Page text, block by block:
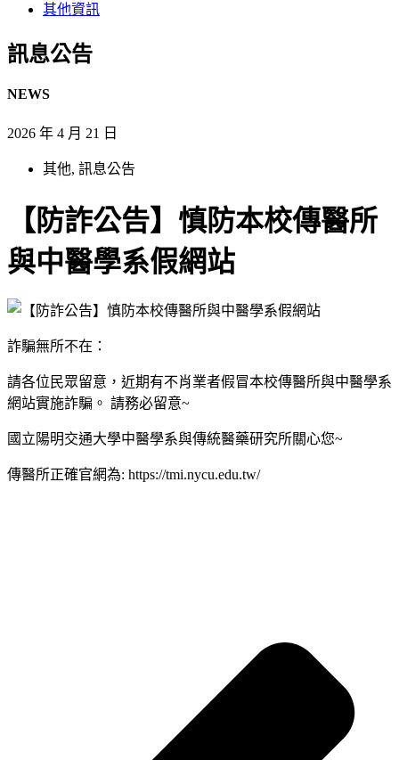
其他資訊
訊息公告​
NEWS
2026 年 4 月 21 日
其他, 訊息公告
【防詐公告】慎防本校傳醫所
與中醫學系假網站
詐騙無所不在：
請各位民眾留意，近期有不肖業者假冒本校傳醫所與中醫學系
網站實施詐騙。 請務必留意~
國立陽明交通大學中醫學系與傳統醫藥研究所關心您~
傳醫所正確官網為: https://tmi.nycu.edu.tw/